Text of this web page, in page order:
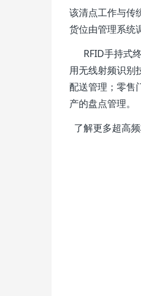
该清点工作与传
货位由管理系统
RFID手持式终
用无线射频识别
配送管理；零售
产的盘点管理。
了解更多超高频